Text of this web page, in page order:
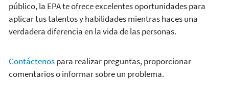
público, la EPA te ofrece excelentes oportunidades para
aplicar tus talentos y habilidades mientras haces una
verdadera diferencia en la vida de las personas.
Contáctenospara realizar preguntas, proporcionar
comentarios o informar sobre un problema.